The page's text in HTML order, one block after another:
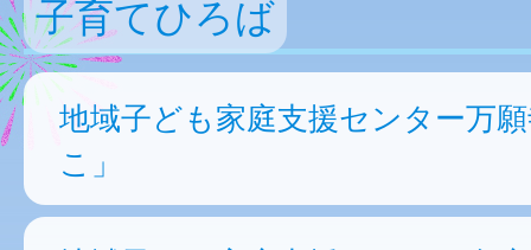
子育てひろば
地域子ども家庭支援センター万
こ」